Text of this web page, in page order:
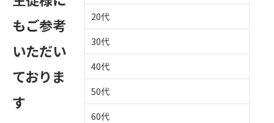
20代
30代
40代
50代
60代
もご参考
いただい
ておりま
す